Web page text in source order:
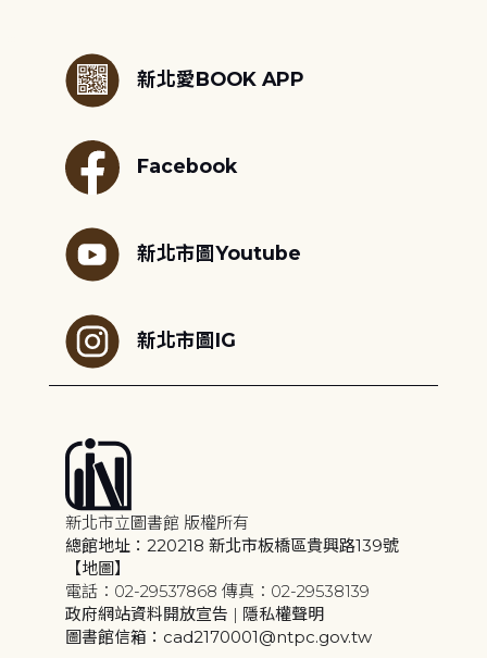
新北愛BOOK APP
Facebook
新北市圖Youtube
新北市圖IG
新北市立圖書館 版權所有
總館地址：220218 新北市板橋區貴興路139號
【地圖】
電話：02-29537868 傳真：02-29538139
政府網站資料開放宣告 | 隱私權聲明
圖書館信箱：cad2170001@ntpc.gov.tw